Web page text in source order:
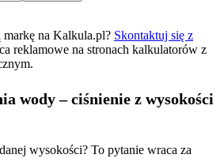
markę na Kalkula.pl? Skontaktuj się z
reklamowe na stronach kalkulatorów z
wody – ciśnienie z wysokości
wysokości? To pytanie wraca za